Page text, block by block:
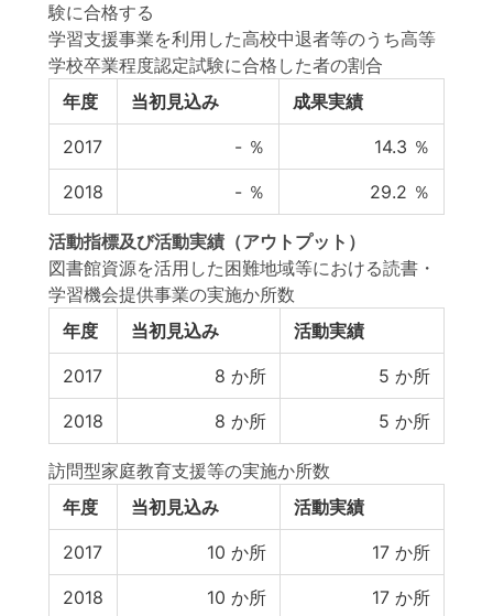
験に合格する
学習支援事業を利用した高校中退者等のうち高等
学校卒業程度認定試験に合格した者の割合
年度
当初見込み 成果実績
2017 - ％ 14.3 ％
2018 - ％ 29.2 ％
活動指標及び活動実績 （アウトプット）
図書館資源を活用した困難地域等における読書・
学習機会提供事業の実施か所数
年度
当初見込み 活動実績
2017 8 か所 5 か所
2018 8 か所 5 か所
訪問型家庭教育支援等の実施か所数
年度
当初見込み 活動実績
2017 10 か所 17 か所
2018 10 か所 17 か所